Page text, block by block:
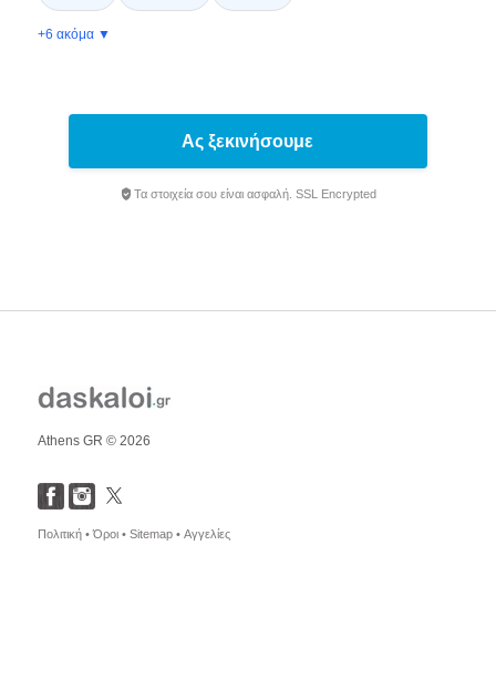
+6 ακόμα ▼
Ας ξεκινήσουμε
Τα στοιχεία σου είναι ασφαλή. SSL Encrypted
Athens GR © 2026
Πολιτική •Όροι • Sitemap • Αγγελίες